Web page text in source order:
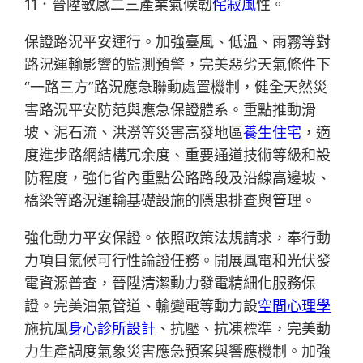
11．晉陞敏感二三產業氣候韌侘寂風性。
保證路況平安運行。加強臺風、低溫、雨霧等對
路況運輸影響的監測預警，完美惡劣天氣條件下
“一路三方”路況應急聯動處置機制，健全天然災
害路況平安防范與應急保證體系。重點推動滑
坡、泥石流、洪澇等災害高發地區養生住宅 ，適
度進步路網結構冗余度、重要通道技術等級和設
防程度，強化省內重點公路路段及沿線高邊坡、
橋梁等路況運輸基礎設施的隱患排查與管理。
強化動力平安保證。依照政策法規請求，奉行動
力項目氣候可行性論證任務。開展風電和光伏發
電資源普查，晉陞清潔動力發電精細化服務保
證。完美油氣管道、輸變電等動力設空間心理學
施抗風身心診所設計 、抗壓、抗凍標準，完美動
力生產調度氣象災害應急預案與響應機制。加強